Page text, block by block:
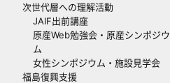
次世代層への理解活動
JAIF出前講座
原産Web勉強会・原産シンポジウ
ム
女性シンポジウム・施設見学会
福島復興支援